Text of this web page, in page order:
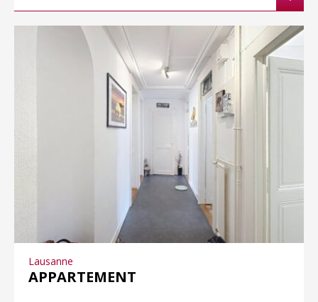
Lausanne
APPARTEMENT